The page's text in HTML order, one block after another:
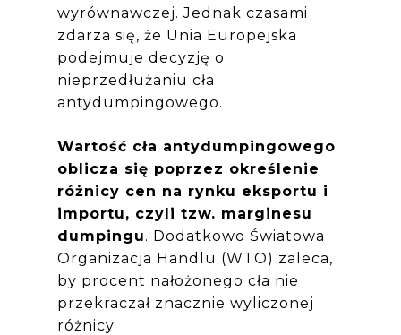
wyrównawczej. Jednak czasami
zdarza się, że Unia Europejska
podejmuje decyzję o
nieprzedłużaniu cła
antydumpingowego.
Wartość cła antydumpingowego
oblicza się poprzez określenie
różnicy cen na rynku eksportu i
importu, czyli tzw. marginesu
dumpingu. Dodatkowo Światowa
Organizacja Handlu (WTO) zaleca,
by procent nałożonego cła nie
przekraczał znacznie wyliczonej
różnicy.